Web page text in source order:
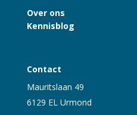
Over ons
Kennisblog
Contact
Mauritslaan 49
6129 EL Urmond